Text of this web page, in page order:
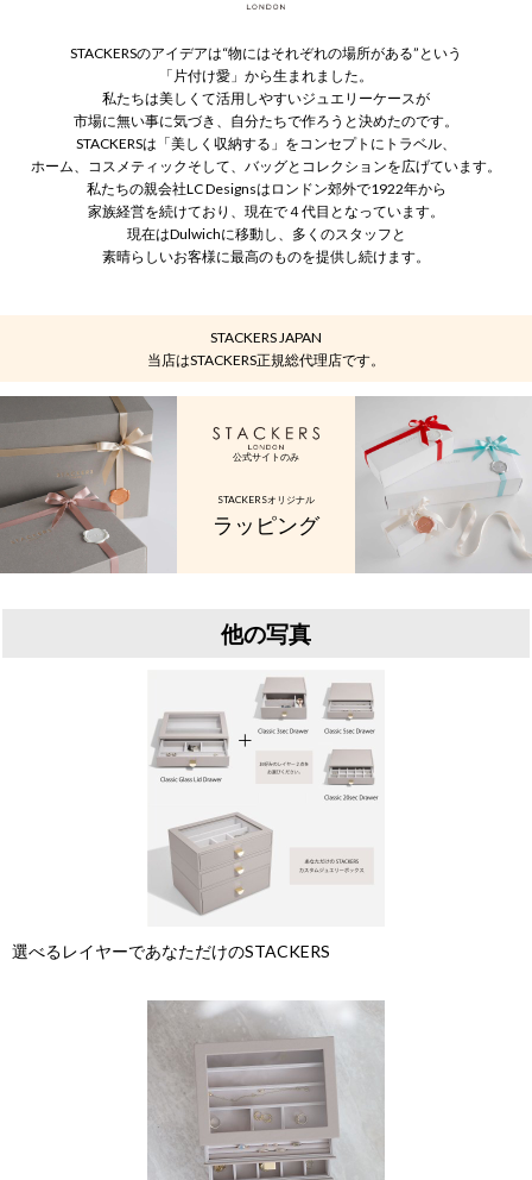
STACKERSのアイデアは“物にはそれぞれの場所がある”という
「片付け愛」から生まれました。
私たちは美しくて活用しやすいジュエリーケースが
市場に無い事に気づき、自分たちで作ろうと決めたのです。
STACKERSは「美しく収納する」をコンセプトにトラベル、
ホーム、コスメティックそして、バッグとコレクションを広げています。
私たちの親会社LC Designsはロンドン郊外で1922年から
家族経営を続けており、現在で４代目となっています。
現在はDulwichに移動し、多くのスタッフと
素晴らしいお客様に最高のものを提供し続けます。
STACKERS JAPAN
当店はSTACKERS正規総代理店です。
公式サイトのみ
STACKERSオリジナル
ラッピング
他の写真
選べるレイヤーであなただけのSTACKERS